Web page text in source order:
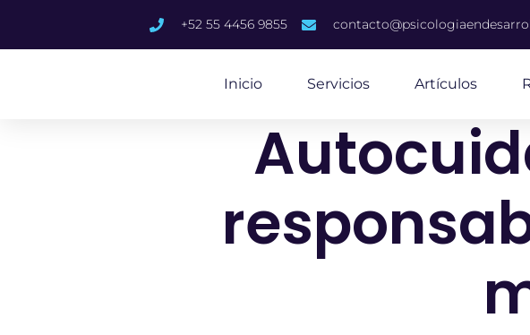
+52 55 4456 9855
Inicio Servicios Artículos